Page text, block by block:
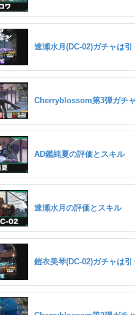
速瀬水月(DC-02)ガチャは引
Cherryblossom第3弾ガチ
AD鑑純夏の評価とスキル
速瀬水月の評価とスキル
鎧衣美琴(DC-02)ガチャは引